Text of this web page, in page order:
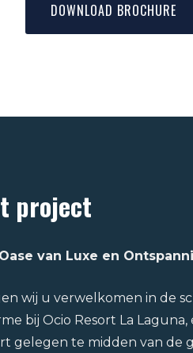
DOWNLOAD BROCHURE
project
van Luxe en
wij u verwelkomen in de
bij Ocio Resort La
gelegen te midden van de